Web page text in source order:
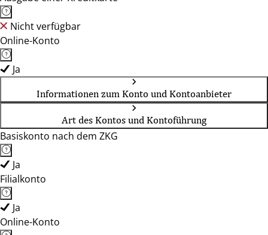
Nicht verfügbar
Online-Konto
Ja
Informationen zum Konto und Kontoanbieter
Art des Kontos und Kontoführung
Basiskonto nach dem ZKG
Ja
Filialkonto
Ja
Online-Konto